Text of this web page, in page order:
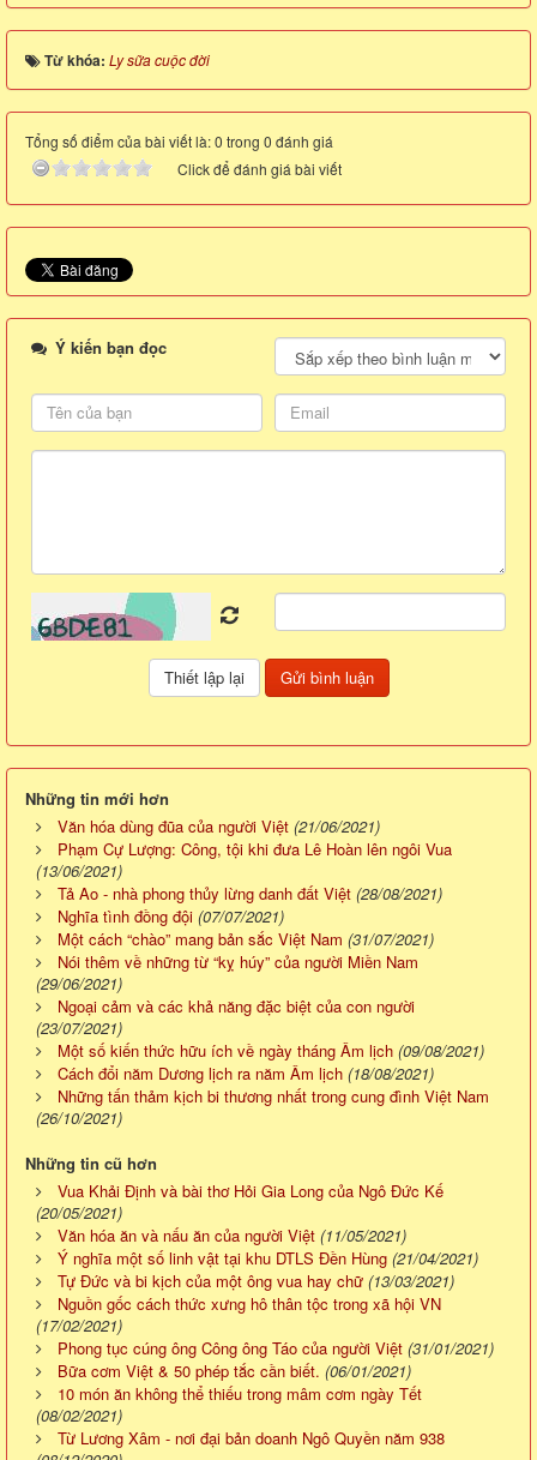
Từ khóa: Ly sữa cuộc đời
Tổng số điểm của bài viết là: 0 trong 0 đánh giá
Click để đánh giá bài viết
Ý kiến bạn đọc
Những tin mới hơn
Văn hóa dùng đũa của người Việt (21/06/2021)
Phạm Cự Lượng: Công, tội khi đưa Lê Hoàn lên ngôi Vua
(13/06/2021)
Tả Ao - nhà phong thủy lừng danh đất Việt (28/08/2021)
Nghĩa tình đồng đội (07/07/2021)
Một cách “chào” mang bản sắc Việt Nam (31/07/2021)
Nói thêm về những từ “kỵ húy” của người Miền Nam
(29/06/2021)
Ngoại cảm và các khả năng đặc biệt của con người
(23/07/2021)
Một số kiến thức hữu ích về ngày tháng Âm lịch (09/08/2021)
Cách đổi năm Dương lịch ra năm Âm lịch (18/08/2021)
Những tấn thảm kịch bi thương nhất trong cung đình Việt Nam
(26/10/2021)
Những tin cũ hơn
Vua Khải Định và bài thơ Hỏi Gia Long của Ngô Đức Kế
(20/05/2021)
Văn hóa ăn và nấu ăn của người Việt (11/05/2021)
Ý nghĩa một số linh vật tại khu DTLS Đền Hùng (21/04/2021)
Tự Đức và bi kịch của một ông vua hay chữ (13/03/2021)
Nguồn gốc cách thức xưng hô thân tộc trong xã hội VN
(17/02/2021)
Phong tục cúng ông Công ông Táo của người Việt (31/01/2021)
Bữa cơm Việt & 50 phép tắc cần biết. (06/01/2021)
10 món ăn không thể thiếu trong mâm cơm ngày Tết
(08/02/2021)
Từ Lương Xâm - nơi đại bản doanh Ngô Quyền năm 938